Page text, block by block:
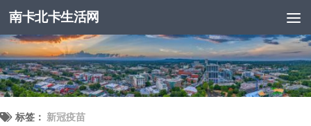
跳至内容
南卡北卡生活网
标签： 新冠疫苗